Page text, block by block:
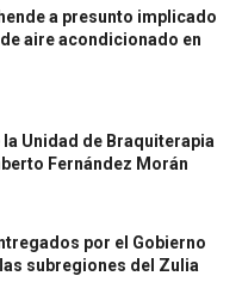
a presunto implicado
aire acondicionado en
Unidad de Braquiterapia
Fernández Morán
por el Gobierno
subregiones del Zulia